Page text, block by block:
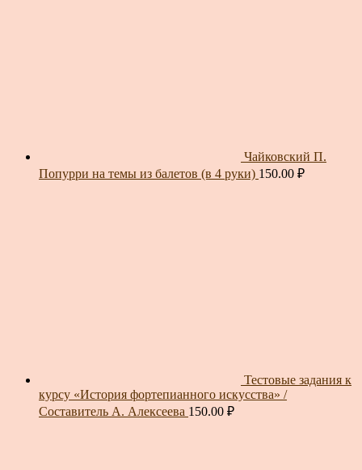
Чайковский П.
Попурри на темы из балетов (в 4 руки) 150.00 ₽
Тестовые задания к
курсу «История фортепианного искусства» /
Составитель А. Алексеева 150.00 ₽